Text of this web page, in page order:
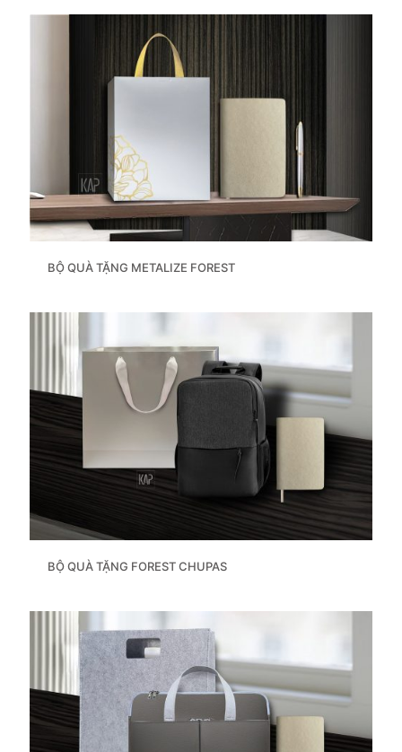
BỘ QUÀ TẶNG METALIZE FOREST
BỘ QUÀ TẶNG FOREST CHUPAS